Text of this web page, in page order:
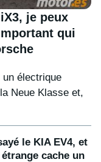
je peux
qui
électrique
Neue Klasse et,
le KIA EV4, et
cache un